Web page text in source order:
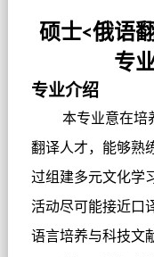
硕士<俄语
专
专业介绍
本专业意在培
翻译人才，能够熟
过组建多元文化学
活动尽可能接近口
语言培养与科技文